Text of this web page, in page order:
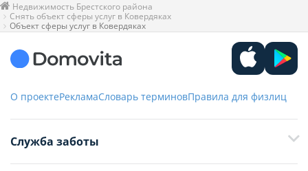
Недвижимость Брестского района
Снять объект сферы услуг в Ковердяках
Объект сферы услуг в Ковердяках
О проектеРекламаСловарь терминовПравила для физлиц
Служба заботы